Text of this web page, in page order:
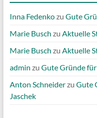
Inna Fedenkozu Gute
Marie Busch zu Aktuelle
Marie Busch zu Aktuelle
admin zu Gute Gründe für
Anton Schneiderzu Gute
Jaschek